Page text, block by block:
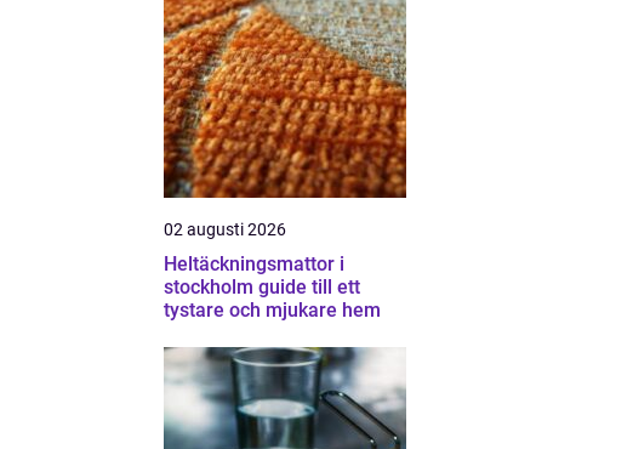
02 augusti 2026
Heltäckningsmattor i
stockholm guide till ett
tystare och mjukare hem